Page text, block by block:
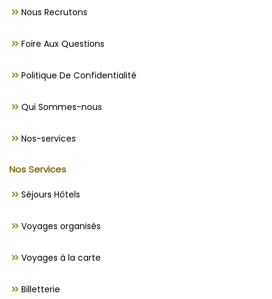
Nous Recrutons
Foire Aux Questions
Politique De Confidentialité
Qui Sommes-nous
Nos-services
Nos Services
Séjours Hôtels
Voyages organisés
Voyages à la carte
Billetterie